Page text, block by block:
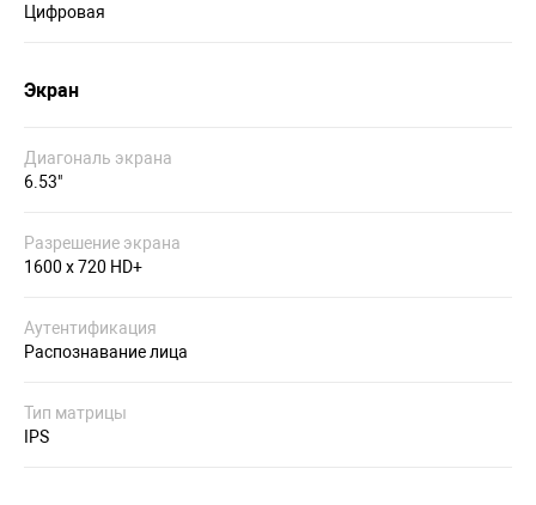
Цифровая
Экран
Диагональ экрана
6.53"
Разрешение экрана
1600 x 720 HD+
Аутентификация
Распознавание лица
Тип матрицы
IPS